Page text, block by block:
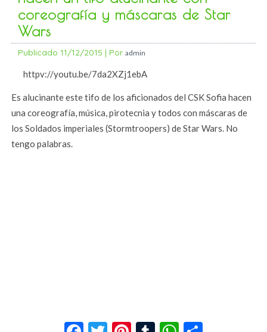
coreografía y máscaras de Star
Wars
Publicado 11/12/2015 | Por admin
httpv://youtu.be/7da2XZj1ebA
Es alucinante este tifo de los aficionados del CSK Sofia hacen
una coreografía, música, pirotecnia y todos con máscaras de
los Soldados imperiales (Stormtroopers) de Star Wars. No
tengo palabras.
Facebook
Twitter
Pinterest
TumblrWhatsApp